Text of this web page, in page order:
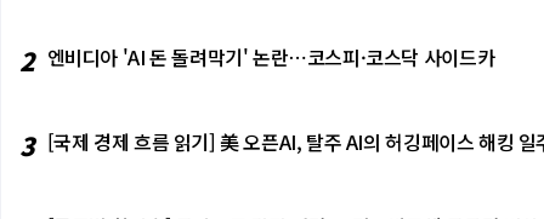
2 엔비디아 'AI 돈 돌려막기' 논란⋯코스피·코스닥 사이드카
3 [국제 경제 흐름 읽기] 美 오픈AI, 탈주 AI의 허깅페이스 해킹